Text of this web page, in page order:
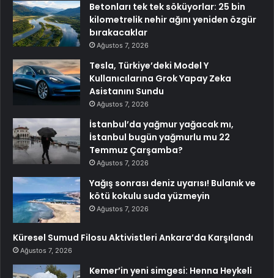
Betonları tek tek söküyorlar: 25 bin
kilometrelik nehir ağını yeniden özgür
bırakacaklar
Ağustos 7, 2026
Tesla, Türkiye’deki Model Y
Kullanıcılarına Grok Yapay Zeka
Asistanını Sundu
Ağustos 7, 2026
İstanbul’da yağmur yağacak mı,
İstanbul bugün yağmurlu mu 22
Temmuz Çarşamba?
Ağustos 7, 2026
Yağış sonrası deniz uyarısı! Bulanık ve
kötü kokulu suda yüzmeyin
Ağustos 7, 2026
Küresel Sumud Filosu Aktivistleri Ankara’da Karşılandı
Ağustos 7, 2026
Kemer’in yeni simgesi: Henna Heykeli